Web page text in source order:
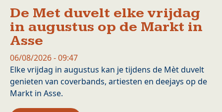
De Met duvelt elke vrijdag
in augustus op de Markt in
Asse
06/08/2026 - 09:47
Elke vrijdag in augustus kan je tijdens de Mèt duvelt
genieten van coverbands, artiesten en deejays op de
Markt in Asse.